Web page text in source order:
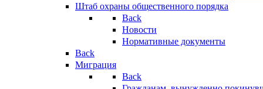
Штаб охраны общественного порядка
Back
Новости
Нормативные документы
Back
Миграция
Back